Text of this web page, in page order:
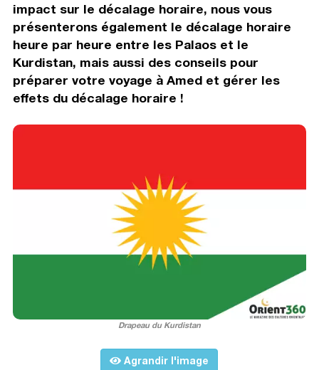
impact sur le décalage horaire, nous vous
présenterons également le décalage horaire
heure par heure entre les Palaos et le
Kurdistan, mais aussi des conseils pour
préparer votre voyage à Amed et gérer les
effets du décalage horaire !
Drapeau du Kurdistan
Agrandir l'image